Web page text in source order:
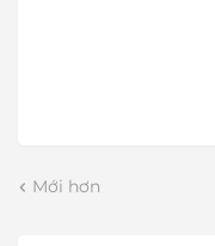
Mới hơn